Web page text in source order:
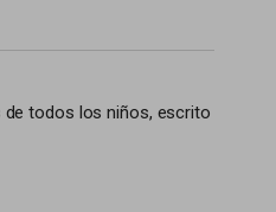
de todos los niños, escrito